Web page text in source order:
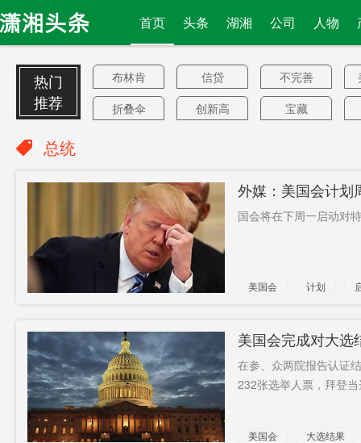
首页 头条 湖湘 公司 人物
热门
推荐
布林肯 信贷 不完善
折叠伞
创新高
宝藏
违章
行驶
廖炎秋
戛纳电影
节
好处
驻港澳总
领馆
吊带裙
战争赔偿
“远离”
债券
凭一技之
长
自由贸易
规则
6类考生
红星
巨亏300
亿？
增长明显 网综 世界银行
火车站
代价
总统
外媒：美国会计划
律
国会将在下周一启动对
美国会 计划
美国会完成对大选
在参、众两院报告认证
232张选举人票，拜登
美国会 大选结果